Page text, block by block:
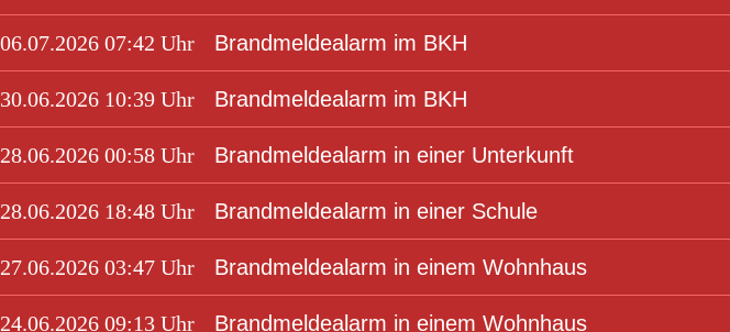
06.07.2026 07:42 Uhr Brandmeldealarm im BKH
30.06.2026 10:39 Uhr Brandmeldealarm im BKH
28.06.2026 00:58 Uhr Brandmeldealarm in einer Unterkunft
28.06.2026 18:48 Uhr Brandmeldealarm in einer Schule
27.06.2026 03:47 Uhr Brandmeldealarm in einem Wohnhaus
24.06.2026 09:13 Uhr Brandmeldealarm in einem Wohnhaus